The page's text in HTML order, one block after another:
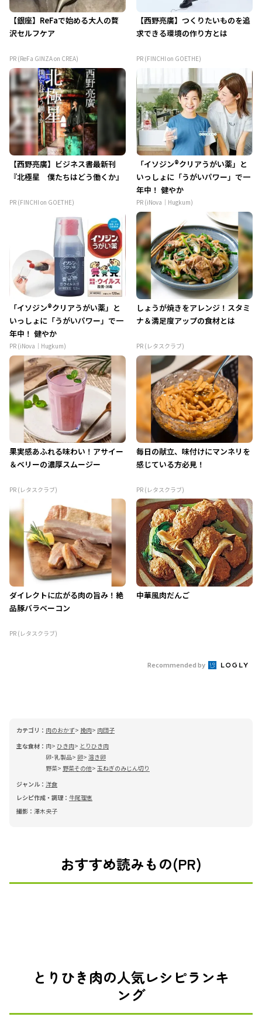
【銀座】ReFaで始める大人の贅
沢セルフケア
PR (ReFa GINZA on CREA)
【西野亮廣】つくりたいものを追
求できる環境の作り方とは
PR (FINCHI on GOETHE)
【西野亮廣】ビジネス書最新刊
『北極星 僕たちはどう働くか』
PR (FINCHI on GOETHE)
「イソジン®クリアうがい薬」と
いっしょに「うがいパワー」で一
年中！ 健やか
PR (iNova｜Hugkum)
「イソジン®クリアうがい薬」と
いっしょに「うがいパワー」で一
年中！ 健やか
PR (iNova｜Hugkum)
しょうが焼きをアレンジ！スタミ
ナ＆満足度アップの食材とは
PR (レタスクラブ)
果実感あふれる味わい！アサイー
＆ベリーの濃厚スムージー
PR (レタスクラブ)
毎日の献立、味付けにマンネリを
感じている方必見！
PR (レタスクラブ)
ダイレクトに広がる肉の旨み！絶
品豚バラベーコン
PR (レタスクラブ)
中華風肉だんご
Recommended by
カテゴリ： 肉のおかず 挽肉
肉団子
主な食材： 肉 ひき肉
とりひき肉
卵･乳製品 卵 溶き卵
野菜
野菜その他 玉ねぎのみじん切り
ジャンル： 洋食
レシピ作成・調理： 牛尾理恵
撮影： 澤木央子
おすすめ読みもの(PR)
とりひき肉の人気レシピランキ
ング